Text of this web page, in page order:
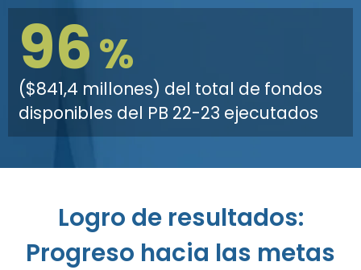
96%
($841,4 millones) del total de fondos
disponibles del PB 22-23 ejecutados
Logro de resultados:
Progreso hacia las metas